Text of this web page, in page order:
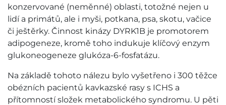
konzervované (neměnné) oblasti, totožné nejen u
lidí a primátů, ale i myši, potkana, psa, skotu, vačice
či ještěrky. Činnost kinázy DYRK1B je promotorem
adipogeneze, kromě toho indukuje klíčový enzym
glukoneogeneze glukóza-6-fosfatázu.
Na základě tohoto nálezu bylo vyšetřeno i 300 těžce
obézních pacientů kavkazské rasy s ICHS a
přítomností složek metabolického syndromu. U pěti